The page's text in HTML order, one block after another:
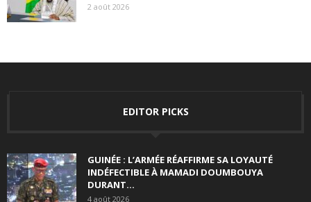
2 août 2026
EDITOR PICKS
GUINÉE : L’ARMÉE RÉAFFIRME SA LOYAUTÉ
INDÉFECTIBLE À MAMADI DOUMBOUYA
DURANT...
4 août 2026